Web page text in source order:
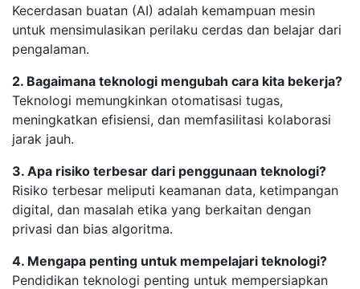
Kecerdasan buatan (AI) adalah kemampuan mesin
untuk mensimulasikan perilaku cerdas dan belajar dari
pengalaman.
2. Bagaimana teknologi mengubah cara kita bekerja?
Teknologi memungkinkan otomatisasi tugas,
meningkatkan efisiensi, dan memfasilitasi kolaborasi
jarak jauh.
3. Apa risiko terbesar dari penggunaan teknologi?
Risiko terbesar meliputi keamanan data, ketimpangan
digital, dan masalah etika yang berkaitan dengan
privasi dan bias algoritma.
4. Mengapa penting untuk mempelajari teknologi?
Pendidikan teknologi penting untuk mempersiapkan